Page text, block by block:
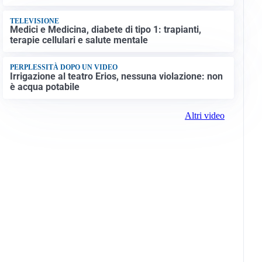
TELEVISIONE
Medici e Medicina, diabete di tipo 1: trapianti,
terapie cellulari e salute mentale
PERPLESSITÀ DOPO UN VIDEO
Irrigazione al teatro Erios, nessuna violazione: non
è acqua potabile
Altri video